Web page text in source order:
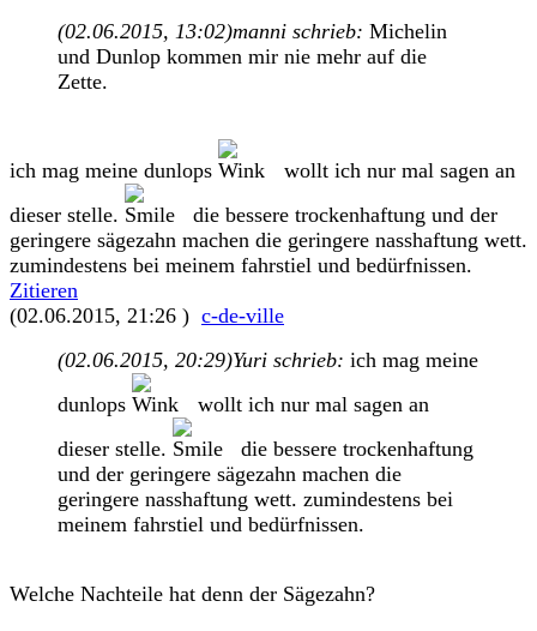
(02.06.2015, 13:02)manni schrieb: Michelin
und Dunlop kommen mir nie mehr auf die
Zette.
ich mag meine dunlops
wollt ich nur mal sagen an
dieser stelle.
die bessere trockenhaftung und der
geringere sägezahn machen die geringere nasshaftung wett.
zumindestens bei meinem fahrstiel und bedürfnissen.
Zitieren
(02.06.2015, 21:26 ) c-de-ville
(02.06.2015, 20:29)Yuri schrieb: ich mag meine
dunlops
wollt ich nur mal sagen an
dieser stelle.
die bessere trockenhaftung
und der geringere sägezahn machen die
geringere nasshaftung wett. zumindestens bei
meinem fahrstiel und bedürfnissen.
Welche Nachteile hat denn der Sägezahn?